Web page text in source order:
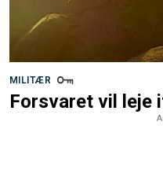
MILITÆR
Forsvaret vil leje